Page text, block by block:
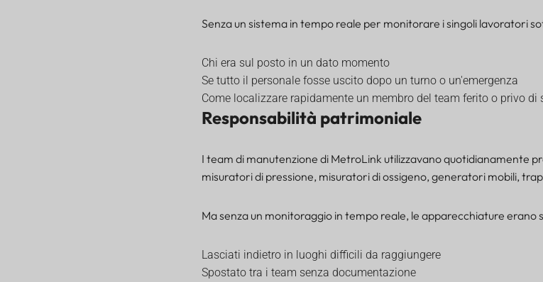
Senza un sistema in tempo reale per monitorare i singoli lavoratori
Chi era sul posto in un dato momento
Se tutto il personale fosse uscito dopo un turno o un'emergenza
Come localizzare rapidamente un membro del team ferito o privo di
Responsabilità patrimoniale
I team di manutenzione di MetroLink utilizzavano quotidianamente
misuratori di pressione, misuratori di ossigeno, generatori mobili,
Ma senza un monitoraggio in tempo reale, le apparecchiature erano
Lasciati indietro in luoghi difficili da raggiungere
Spostato tra i team senza documentazione